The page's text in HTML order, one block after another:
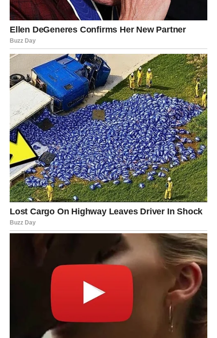
srce, stručnjaci ističu tri bitne smjernice: održavanje optimalne
razine hidratacije, traženje utočišta u sjenovitim područjima i
suzdržavanje od naporne tjelesne aktivnosti.
Porast temperature potiče širenje krvnih žila, što dovodi do
pada krvnog tlaka. Posljedično, mogu se pojaviti simptomi
niskog krvnog tlaka, poput slabosti, vrtoglavice i nedostatka
zraka, što povremeno rezultira privremenim gubitkom svijesti.
Nažalost, zdravstveni djelatnici dobro su svjesni porasta broja
kardiovaskularnih bolesnika koji se obično događa tijekom
ljetne sezone.
Tijekom ovog tekućeg toplinskog vala, koji traje gotovo dva
tjedna, došlo je do porasta broja osoba koje traže liječničku
pomoć zbog akutnog infarkta miokarda i pogoršanja već
postojećih stanja. Prema riječima prof. dr. Petra Otaševića s
Instituta za kardiovaskularne bolesti Dedinje, najugroženiji su
ljudi koji su starije ili mlađe osobe s poteškoćama u
termoregulaciji.